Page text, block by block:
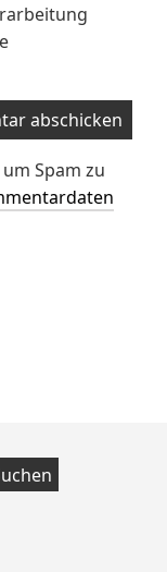
Spam zu